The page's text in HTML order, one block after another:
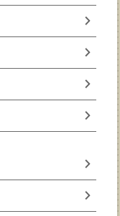
chevron_right
chevron_right
chevron_right
chevron_right
chevron_right
chevron_right